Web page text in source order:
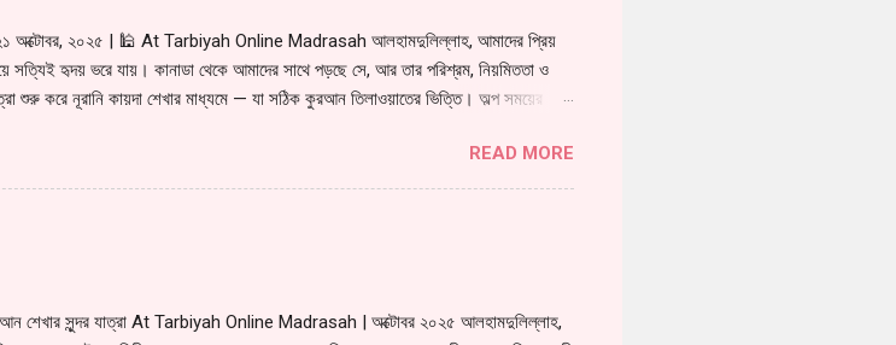
২১ অক্টোবর, ২০২৫ | 🕌 At Tarbiyah Online Madrasah আলহামদুলিল্লাহ, আমাদের প্রিয়
সত্যিই হৃদয় ভরে যায়। কানাডা থেকে আমাদের সাথে পড়ছে সে, আর তার পরিশ্রম, নিয়মিততা ও
শুরু করে নূরানি কায়দা শেখার মাধ্যমে — যা সঠিক কুরআন তিলাওয়াতের ভিত্তি। অল্প সময়ের
পাঠে তার মনোযোগ, বিনয় ও ভালোবাসা দেখে শিক্ষক হিসেবে সত্যিই গর্ব হয়। তার তিলাওয়াত
— আলহামদুলিল্লাহ। 🌿 আমরা দোয়া করি — আল্লাহ তাআলা মারিয়াম ও তার পরিবারের ওপর
READ MORE
শেখার সুন্দর যাত্রা At Tarbiyah Online Madrasah | অক্টোবর ২০২৫ আলহামদুলিল্লাহ,